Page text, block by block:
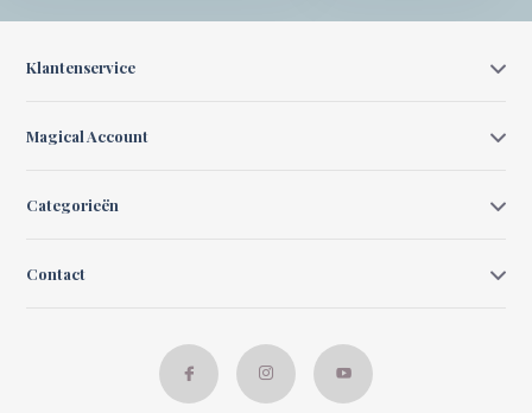
Klantenservice
Magical Account
Categorieën
Contact